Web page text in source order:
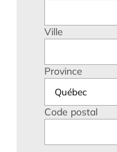
Ville
Province
Code postal